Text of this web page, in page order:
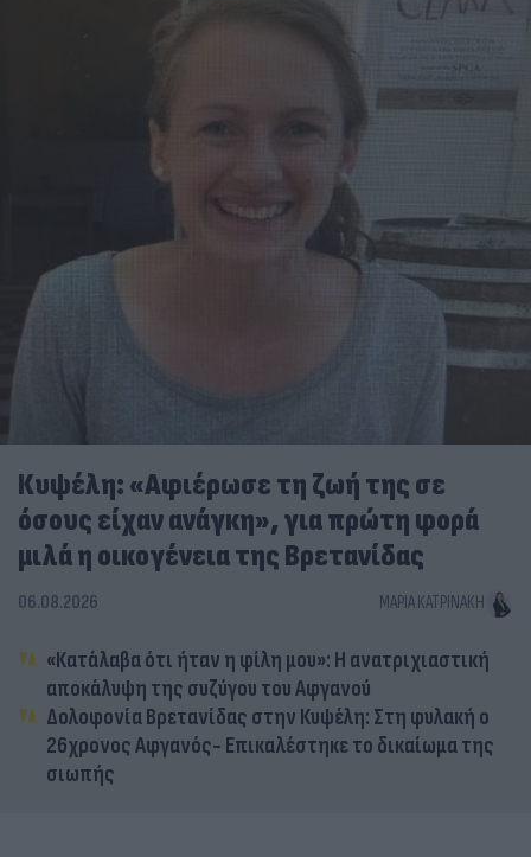
Κυψέλη: «Αφιέρωσε τη ζωή της σε
όσους είχαν ανάγκη», για πρώτη φορά
μιλά η οικογένεια της Βρετανίδας
06.08.2026 ΜΑΡΊΑ ΚΑΤΡΙΝΆΚΗ
«Κατάλαβα ότι ήταν η φίλη μου»: Η ανατριχιαστική
αποκάλυψη της συζύγου του Αφγανού
Δολοφονία Βρετανίδας στην Κυψέλη: Στη φυλακή ο
26χρονος Αφγανός- Επικαλέστηκε το δικαίωμα της
σιωπής